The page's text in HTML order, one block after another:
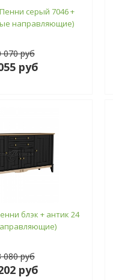
серый 7046 +
направляющие)
070 руб
руб
блэк + антик 24
080 руб
руб